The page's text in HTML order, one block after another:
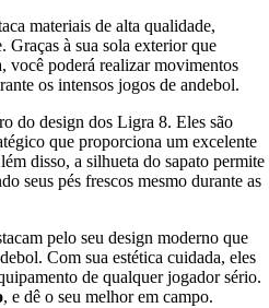
materiais de alta qualidade,
Graças à sua sola exterior que
você poderá realizar movimentos
os intensos jogos de andebol.
do design dos Ligra 8. Eles são
que proporciona um excelente
disso, a silhueta do sapato permite
seus pés frescos mesmo durante as
pelo seu design moderno que
Com sua estética cuidada, eles
de qualquer jogador sério.
, e dê o seu melhor em campo.